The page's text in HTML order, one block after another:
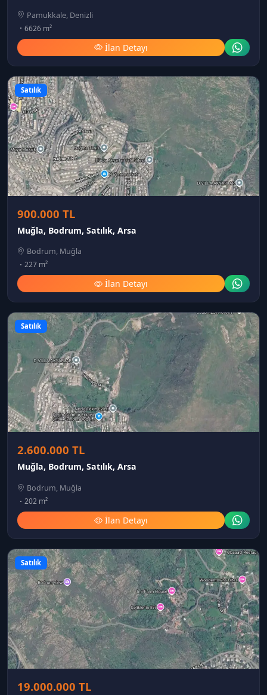
Pamukkale, Denizli
6626 m²
İlan Detayı
Satılık
900.000 TL
Muğla, Bodrum, Satılık, Arsa
Bodrum, Muğla
227 m²
İlan Detayı
Satılık
2.600.000 TL
Muğla, Bodrum, Satılık, Arsa
Bodrum, Muğla
202 m²
İlan Detayı
Satılık
19.000.000 TL